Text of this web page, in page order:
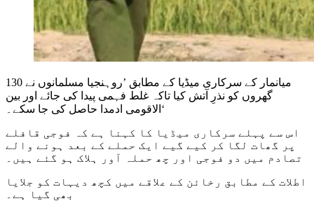
میانمار کے سرکاری میڈیا کے مطابق ’روہنجیا مسلمانوں نے 130
گھروں کو نذرِ آتش کیا تاکہ غلط فہمی پیدا کی جائے اور بین
الاقومی ادمدا حاصل کی جا سکے۔‘
اس سے پہلے سرکاری میڈیا کا کہنا ہے کہ فوجی قافلے
پر گھات لگا کر کیے گیے ایک حملے کے بعد ہونے والے
تصادم میں دو فوجی اور چھ حملہ آور ہلاک ہو گئے ہیں۔
اطلات کے مطابق رخائن کے علاقے میں کچھ دیہات کو جلایا
بھی گیا ہے۔